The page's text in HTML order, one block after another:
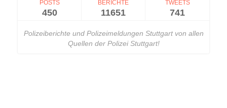
POSTS
450
BERICHTE
11651
TWEETS
741
Polizeiberichte und Polizeimeldungen Stuttgart von allen
Quellen der Polizei Stuttgart!